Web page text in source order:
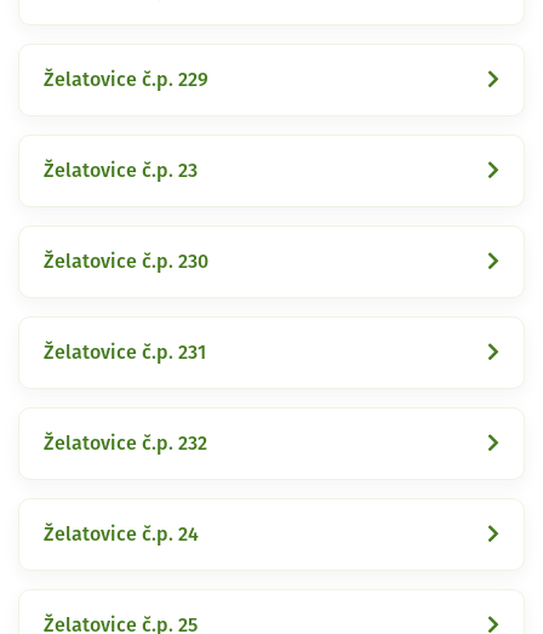
Želatovice č.p. 229
Želatovice č.p. 23
Želatovice č.p. 230
Želatovice č.p. 231
Želatovice č.p. 232
Želatovice č.p. 24
Želatovice č.p. 25